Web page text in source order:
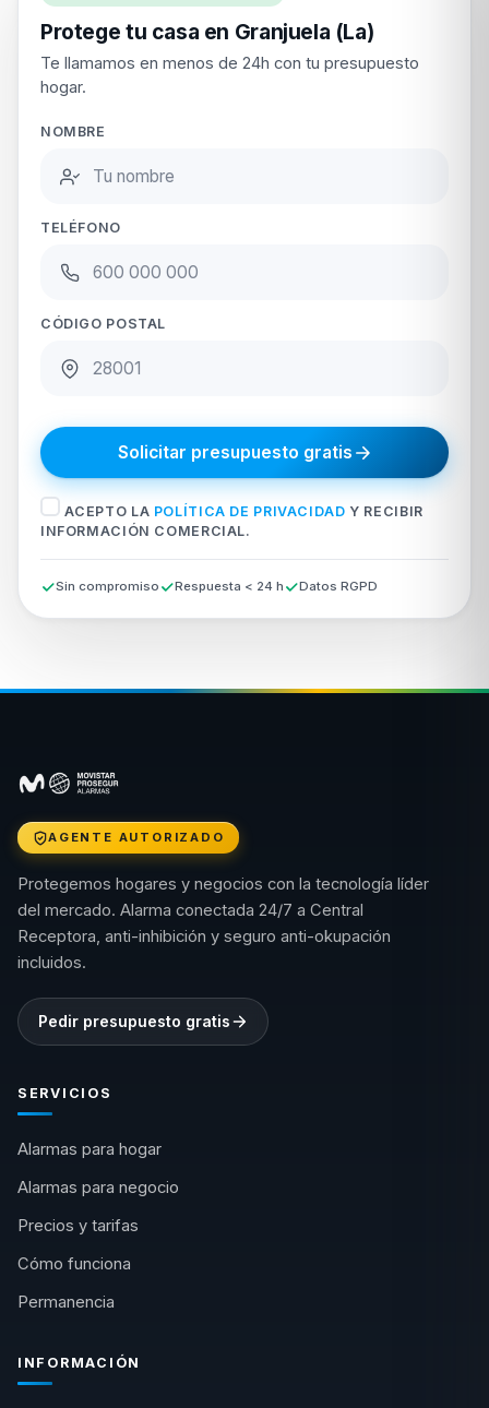
Protege tu casa en Granjuela (La)
Te llamamos en menos de 24h con tu presupuesto
hogar.
NOMBRE
TELÉFONO
CÓDIGO POSTAL
Solicitar presupuesto gratis
ACEPTO LA POLÍTICA DE PRIVACIDAD Y RECIBIR
INFORMACIÓN COMERCIAL.
Sin compromiso Respuesta < 24 h Datos RGPD
AGENTE AUTORIZADO
Protegemos hogares y negocios con la tecnología líder
del mercado. Alarma conectada 24/7 a Central
Receptora, anti-inhibición y seguro anti-okupación
incluidos.
Pedir presupuesto gratis
SERVICIOS
Alarmas para hogar
Alarmas para negocio
Precios y tarifas
Cómo funciona
Permanencia
INFORMACIÓN